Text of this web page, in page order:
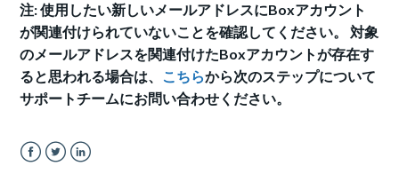
注: 使用したい新しいメールアドレスにBoxアカウント
が関連付けられていないことを確認してください。 対象
のメールアドレスを関連付けたBoxアカウントが存在す
ると思われる場合は、 こちらから次のステップについて
サポートチームにお問い合わせください。